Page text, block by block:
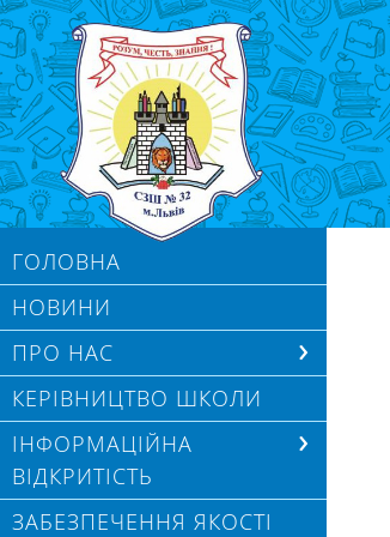
ГОЛОВНА
НОВИНИ
ПРО НАС
КЕРІВНИЦТВО ШКОЛИ
ІНФОРМАЦІЙНА
ВІДКРИТІСТЬ
ЗАБЕЗПЕЧЕННЯ ЯКОСТІ